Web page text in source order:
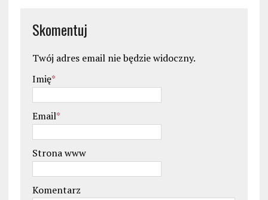
Skomentuj
Twój adres email nie będzie widoczny.
Imię*
Email*
Strona www
Komentarz